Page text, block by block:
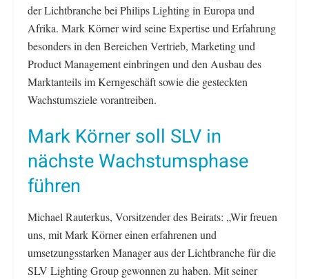
der Lichtbranche bei Philips Lighting in Europa und
Afrika. Mark Körner wird seine Expertise und Erfahrung
besonders in den Bereichen Vertrieb, Marketing und
Product Management einbringen und den Ausbau des
Marktanteils im Kerngeschäft sowie die gesteckten
Wachstumsziele vorantreiben.
Mark Körner soll SLV in
nächste Wachstumsphase
führen
Michael Rauterkus, Vorsitzender des Beirats: „Wir freuen
uns, mit Mark Körner einen erfahrenen und
umsetzungsstarken Manager aus der Lichtbranche für die
SLV Lighting Group gewonnen zu haben. Mit seiner